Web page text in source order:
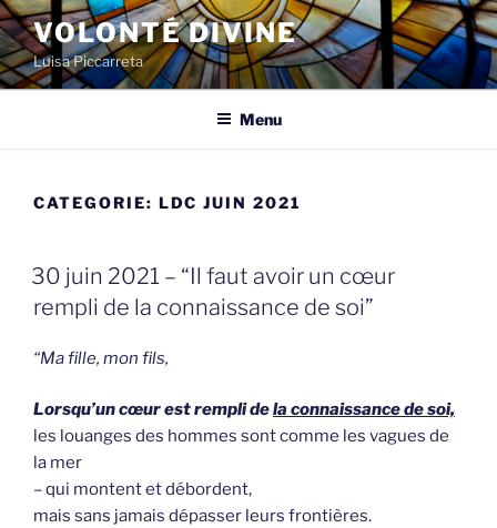
Spring
naar
de
inhoud
VOLONTÉ DIVINE
Luisa Piccarreta
Menu
CATEGORIE: LDC JUIN 2021
GEPLAATST
OP
30 juin 2021 – “Il faut avoir un cœur
rempli de la connaissance de soi”
“Ma fille, mon fils,
Lorsqu’un cœur est rempli dela connaissance de soi,
les louanges des hommes sont comme les vagues de
la mer
– qui montent et débordent,
mais sans jamais dépasser leurs frontières.